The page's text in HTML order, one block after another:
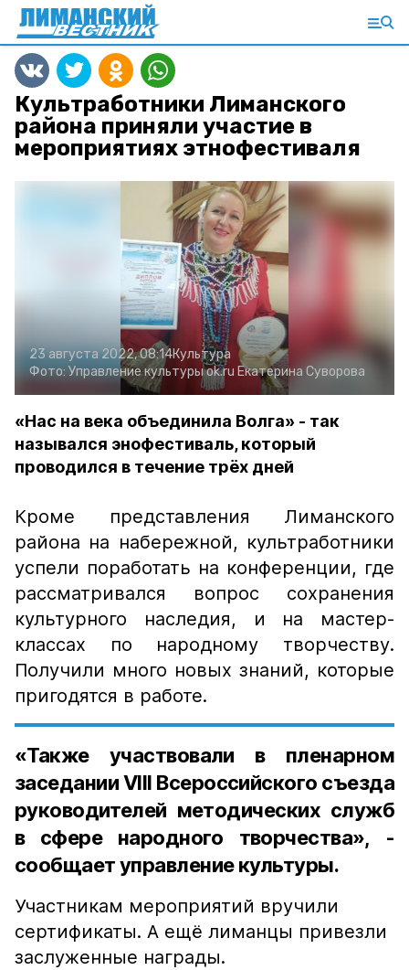
Культработники Лиманского
района приняли участие в
мероприятиях этнофестиваля
23 августа 2022, 08:14Культура
Фото:Управление культурыok.ru Екатерина Суворова
«Нас на века объединила Волга» - так
назывался энофестиваль, который
проводился в течение трёх дней
Кроме представления Лиманского
района на набережной, культработники
успели поработать на конференции, где
рассматривался вопрос сохранения
культурного наследия, и на мастер-
классах по народному творчеству.
Получили много новых знаний, которые
пригодятся в работе.
«Также участвовали в пленарном
заседании VIII Всероссийского съезда
руководителей методических служб
в сфере народного творчества», -
сообщает управление культуры.
Участникам мероприятий вручили
сертификаты. А ещё лиманцы привезли
заслуженные награды.